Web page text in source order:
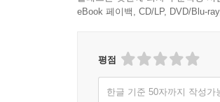
eBook 페이백, CD/LP, DVD/Blu-
평점
한글 기준 50자까지 작성가